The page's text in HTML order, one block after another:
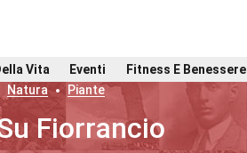
Vita Eventi Fitness E Benessere
Natura Piante
Fiorrancio